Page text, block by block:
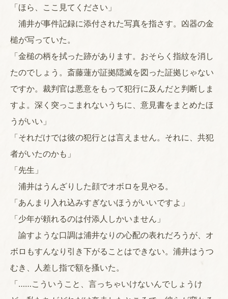
「ほら、ここ見てください」
浦井が事件記録に添付された写真を指さす。凶器の金
槌が写っていた。
「金槌の柄を拭った跡があります。おそらく指紋を消し
たのでしょう。斎藤蓮が証拠隠滅を図った証拠じゃない
ですか。裁判官は悪意をもって犯行に及んだと判断しま
すよ。深く突っこまれないうちに、意見書をまとめたほ
うがいい」
「それだけでは彼の犯行とは言えません。それに、共犯
者がいたのかも」
「先生」
浦井はうんざりした顔でオボロを見やる。
「あんまり入れ込みすぎないほうがいいですよ」
「少年が頼れるのは付添人しかいません」
諭すような口調は浦井なりの心配の表れだろうが、オ
ボロもすんなり引き下がることはできない。浦井はうつ
むき、人差し指で額を搔いた。
「……こういうこと、言っちゃいけないんでしょうけ